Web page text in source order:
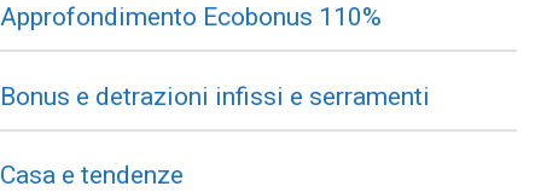
Approfondimento Ecobonus 110%
Bonus e detrazioni infissi e serramenti
Casa e tendenze